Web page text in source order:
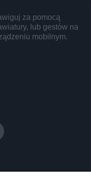
za pomocą
lub gestów na
mobilnym.